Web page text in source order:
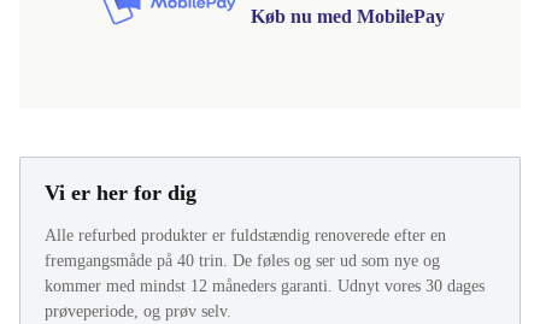
Køb nu med MobilePay
Vi er her for dig
Alle refurbed produkter er fuldstændig renoverede efter en
fremgangsmåde på 40 trin. De føles og ser ud som nye og
kommer med mindst 12 måneders garanti. Udnyt vores 30 dages
prøveperiode, og prøv selv.